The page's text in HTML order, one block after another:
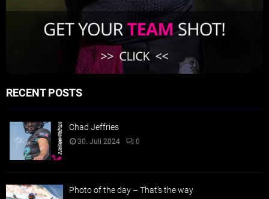
RECENT POSTS
Chad Jeffries
30. Juli 2024 0
Photo of the day – That’s the way